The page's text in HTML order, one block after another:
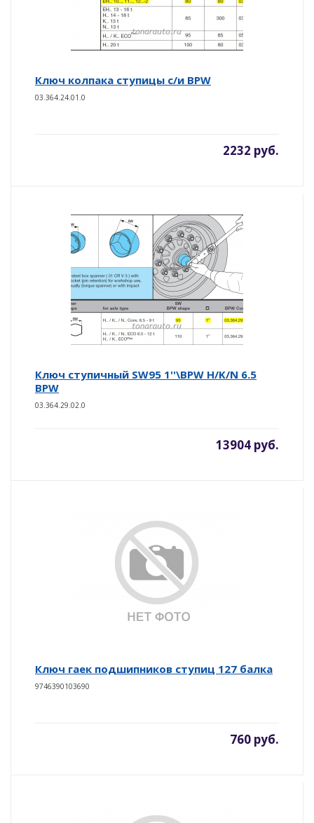
Ключ колпака ступицы с/и BPW
03.364.24.01.0
2232 руб.
Ключ ступичный SW95 1''\BPW H/K/N 6.5
BPW
03.364.29.02.0
13904 руб.
Ключ гаек подшипников ступиц 127 балка
9746390103690
760 руб.